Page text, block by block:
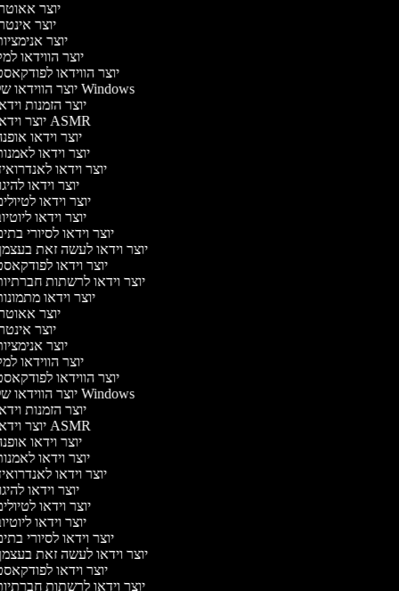
יוצר
יוצר
יוצר
יוצר הווידאו
יוצר הווידאו
יוצר הווידאו של Windows
יוצר הזמנות
יוצר וידאו ASMR
יוצר וידאו
יוצר וידאו
יוצר וידאו
יוצר וידאו
יוצר וידאו
יוצר וידאו
יוצר וידאו לסיורי
יוצר וידאו לעשה זאת
יוצר וידאו
יוצר וידאו לרשתות
יוצר וידאו
יוצר
יוצר
יוצר
יוצר הווידאו
יוצר הווידאו
יוצר הווידאו של Windows
יוצר הזמנות
יוצר וידאו ASMR
יוצר וידאו
יוצר וידאו
יוצר וידאו
יוצר וידאו
יוצר וידאו
יוצר וידאו
יוצר וידאו לסיורי
יוצר וידאו לעשה זאת
יוצר וידאו
יוצר וידאו לרשתות